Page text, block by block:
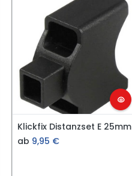
Klickfix Distanzset E 25mm
ab 9,95 €